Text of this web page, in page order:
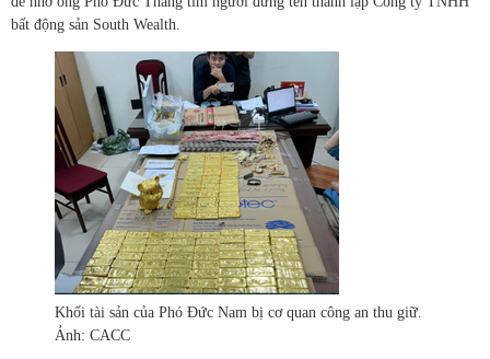
bất động sản South Wealth.
Khối tài sản của Phó Đức Nam bị cơ quan công an thu giữ.
Ảnh: CACC